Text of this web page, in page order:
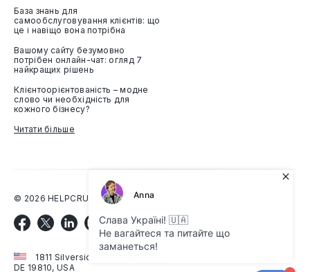
База знань для
самообслуговування клієнтів: що
це і навіщо вона потрібна
Вашому сайту безумовно
потрібен онлайн-чат: огляд 7
найкращих рішень
Клієнтоорієнтованість – модне
слово чи необхідність для
кожного бізнесу?
Читати більше
© 2026 HELPCRUNCH CORPORATION
1811 Silverside Rd, Wilmington,
DE 19810, USA